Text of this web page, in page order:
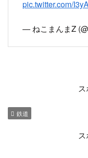
放出で人身事故。
— 安部徹